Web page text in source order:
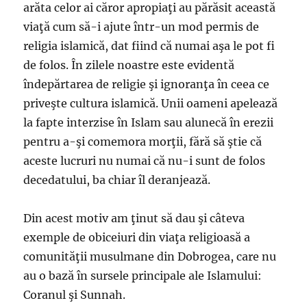
arăta celor ai căror apropiaţi au părăsit această
viaţă cum să-i ajute într-un mod permis de
religia islamică, dat fiind că numai aşa le pot fi
de folos. În zilele noastre este evidentă
îndepărtarea de religie şi ignoranţa în ceea ce
priveşte cultura islamică. Unii oameni apelează
la fapte interzise în Islam sau alunecă în erezii
pentru a-şi comemora morţii, fără să ştie că
aceste lucruri nu numai că nu-i sunt de folos
decedatului, ba chiar îl deranjează.
Din acest motiv am ţinut să dau şi câteva
exemple de obiceiuri din viaţa religioasă a
comunităţii musulmane din Dobrogea, care nu
au o bază în sursele principale ale Islamului:
Coranul şi Sunnah.